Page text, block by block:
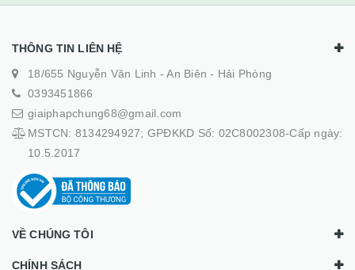
THÔNG TIN LIÊN HỆ
18/655 Nguyễn Văn Linh - An Biên - Hải Phòng
0393451866
giaiphapchung68@gmail.com
MSTCN: 8134294927; GPĐKKD Số: 02C8002308-Cấp ngày:
10.5.2017
VỀ CHÚNG TÔI
CHÍNH SÁCH